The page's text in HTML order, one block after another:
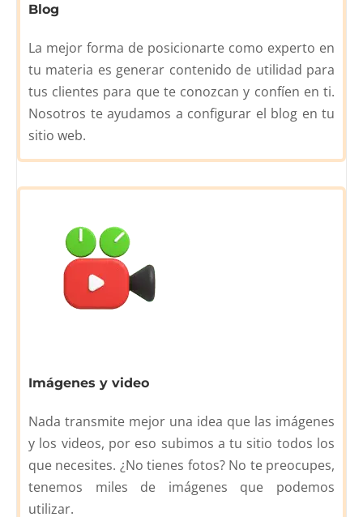
Blog
La mejor forma de posicionarte como experto en
tu materia es generar contenido de utilidad para
tus clientes para que te conozcan y confíen en ti.
Nosotros te ayudamos a configurar el blog en tu
sitio web.
Imágenes y video
Nada transmite mejor una idea que las imágenes
y los videos, por eso subimos a tu sitio todos los
que necesites. ¿No tienes fotos? No te preocupes,
tenemos miles de imágenes que podemos
utilizar.